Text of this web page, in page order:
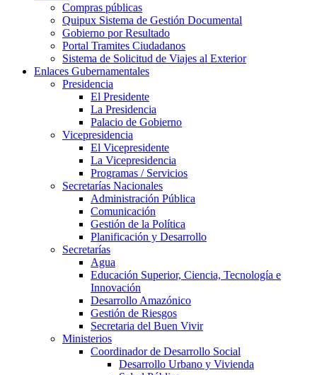
Compras públicas
Quipux Sistema de Gestión Documental
Gobierno por Resultado
Portal Tramites Ciudadanos
Sistema de Solicitud de Viajes al Exterior
Enlaces Gubernamentales
Presidencia
El Presidente
La Presidencia
Palacio de Gobierno
Vicepresidencia
El Vicepresidente
La Vicepresidencia
Programas / Servicios
Secretarías Nacionales
Administración Pública
Comunicación
Gestión de la Política
Planificación y Desarrollo
Secretarías
Agua
Educación Superior, Ciencia, Tecnología e
Innovación
Desarrollo Amazónico
Gestión de Riesgos
Secretaria del Buen Vivir
Ministerios
Coordinador de Desarrollo Social
Desarrollo Urbano y Vivienda